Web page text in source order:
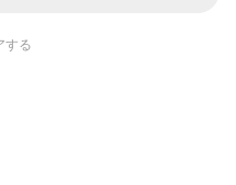
する